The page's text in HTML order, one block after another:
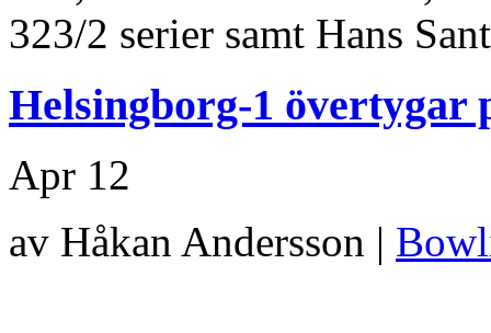
323/2 serier samt Hans
Helsingborg-1 övertygar
Apr 12
av Håkan Andersson |